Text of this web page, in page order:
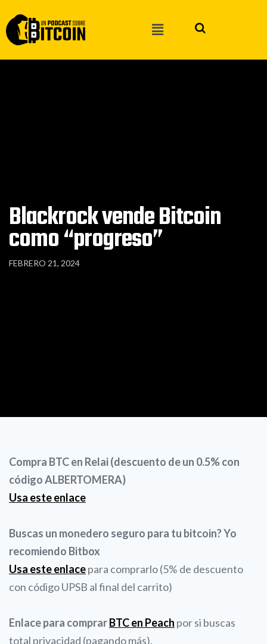
Blackrock vende Bitcoin
como “progreso”
FEBRERO 21, 2024
Compra BTC en Relai (descuento de un 0.5% con
código ALBERTOMERA)
Usa este enlace
Buscas un monedero seguro para tu bitcoin? Yo
recomiendo Bitbox
Usa este enlacepara comprarlo (5% de descuento
con código UPSB al final del carrito)
Enlace para comprarBTC en Peach por si buscas
total privacidad (pagando más).